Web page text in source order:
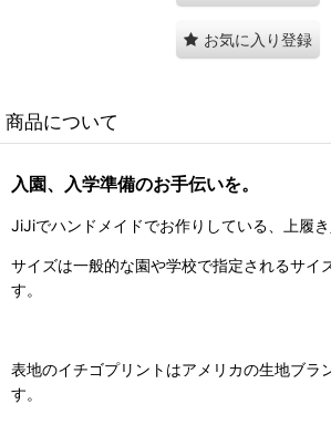
お気に入り登録
商品について
入園、入学準備のお手伝いを。
JiJiでハンドメイドでお作りしている、上履き
サイズは一般的な園や学校で指定されるサイ
す。
表地のイチゴプリントはアメリカの生地ブラ
す。